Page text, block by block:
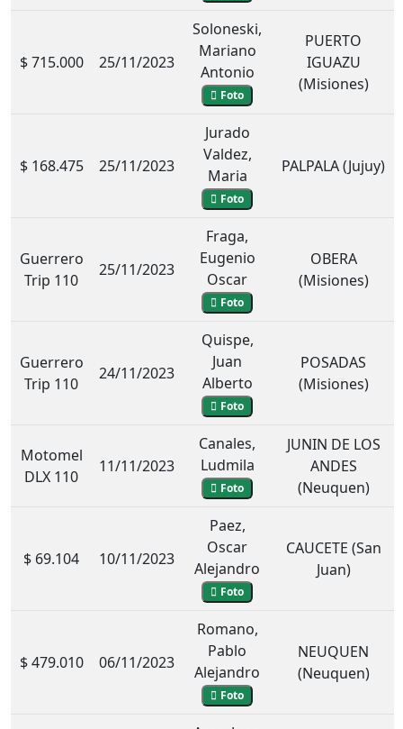
$ 715.000 25/11/2023
Soloneski,
Mariano
Antonio
Foto
PUERTO
IGUAZU
(Misiones)
$ 168.475 25/11/2023
Jurado
Valdez,
Maria
Foto
PALPALA (Jujuy)
Guerrero
Trip 110
25/11/2023
Fraga,
Eugenio
Oscar
Foto
OBERA
(Misiones)
Guerrero
Trip 110
24/11/2023
Quispe,
Juan
Alberto
Foto
POSADAS
(Misiones)
Motomel
DLX 110
11/11/2023
Canales,
Ludmila
Foto
JUNIN DE LOS
ANDES
(Neuquen)
$ 69.104 10/11/2023
Paez,
Oscar
Alejandro
Foto
CAUCETE (San
Juan)
$ 479.010 06/11/2023
Romano,
Pablo
Alejandro
Foto
NEUQUEN
(Neuquen)